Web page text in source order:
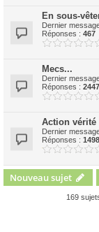
En sous-
Dernier
Réponses : 467
Mecs...
Dernier
Réponses : 2447
Action vérité
Dernier
Réponses : 1498
Nouveau sujet
169